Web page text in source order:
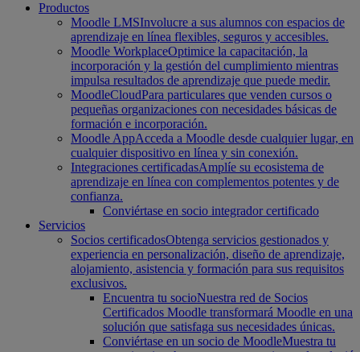
Productos
Moodle LMSInvolucre a sus alumnos con espacios de
aprendizaje en línea flexibles, seguros y accesibles.
Moodle WorkplaceOptimice la capacitación, la
incorporación y la gestión del cumplimiento mientras
impulsa resultados de aprendizaje que puede medir.
MoodleCloudPara particulares que venden cursos o
pequeñas organizaciones con necesidades básicas de
formación e incorporación.
Moodle AppAcceda a Moodle desde cualquier lugar, en
cualquier dispositivo en línea y sin conexión.
Integraciones certificadasAmplíe su ecosistema de
aprendizaje en línea con complementos potentes y de
confianza.
Conviértase en socio integrador certificado
Servicios
Socios certificadosObtenga servicios gestionados y
experiencia en personalización, diseño de aprendizaje,
alojamiento, asistencia y formación para sus requisitos
exclusivos.
Encuentra tu socioNuestra red de Socios
Certificados Moodle transformará Moodle en una
solución que satisfaga sus necesidades únicas.
Conviértase en un socio de MoodleMuestra tu